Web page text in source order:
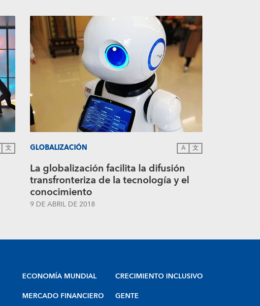
文 GLOBALIZACIÓN A 文
La globalización facilita la difusión
transfronteriza de la tecnología y el
conocimiento
9 DE ABRIL DE 2018
ECONOMÍA MUNDIAL
MERCADO FINANCIERO
CRECIMIENTO INCLUSIVO
GENTE